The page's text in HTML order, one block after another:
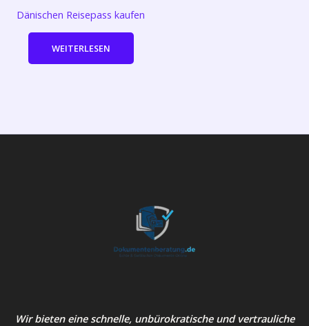
Dänischen Reisepass kaufen
WEITERLESEN
Wir bieten eine schnelle, unbürokratische und vertrauliche